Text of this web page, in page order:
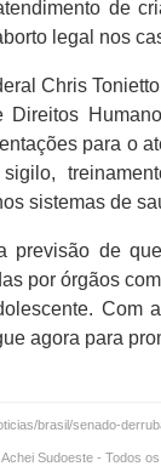
de
legal nos
Chris
para o
sistemas de
previsão de
por órgãos
Com
agora para
brasil/senado-
Sudoeste - Todos